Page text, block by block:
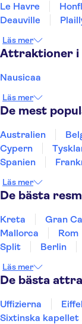
Le Havre
Deauville
Läs mer
Attraktioner i
Nausicaa
Läs mer
De mest
Australien
Cypern
Spanien
Sverige
Läs mer
De bästa
Kreta Gran
Mallorca
Rom
Split
Berlin
Uppsala
Läs mer
De bästa
Uffizierna
Sixtinska kapellet